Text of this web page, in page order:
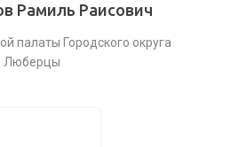
Рамиль Раисович
палаты Городского округа
Люберцы